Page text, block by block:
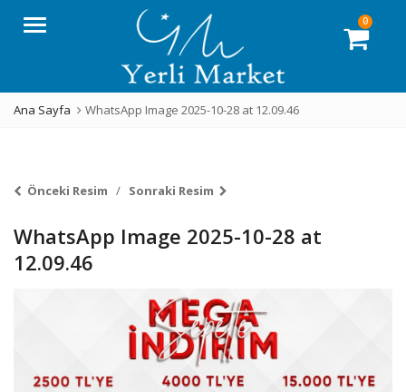
Menü 0
Ana Sayfa WhatsApp Image 2025-10-28 at 12.09.46
Önceki Resim Sonraki Resim
WhatsApp Image 2025-10-28 at
12.09.46